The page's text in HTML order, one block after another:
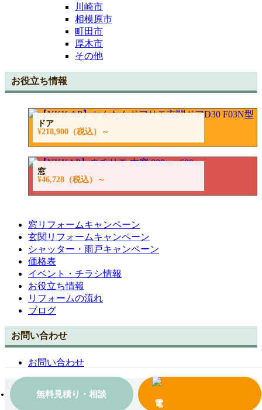
無料見積り・相談
川崎市
相模原市
町田市
厚木市
その他
お役立ち情報
ドア
¥218,900（税込）～
窓
¥46,728（税込）～
窓リフォームキャンペーン
玄関リフォームキャンペーン
シャッター・雨戸キャンペーン
価格表
イベント・チラシ情報
お役立ち情報
リフォームの流れ
ブログ
お問い合わせ
お問い合わせ
TOPへ戻る